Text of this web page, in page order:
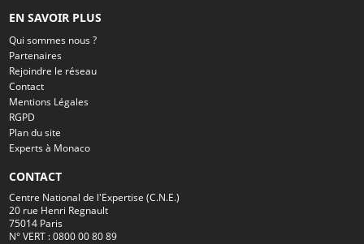
EN SAVOIR PLUS
Qui sommes nous ?
Partenaires
Rejoindre le réseau
Contact
Mentions Légales
RGPD
Plan du site
Experts à Monaco
CONTACT
Centre National de l'Expertise (C.N.E.)
20 rue Henri Regnault
75014 Paris
N° VERT : 0800 00 80 89